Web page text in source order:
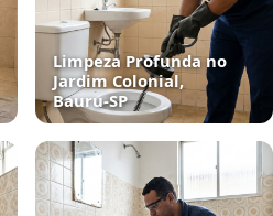
Limpeza Profunda no
Jardim Colonial,
Bauru‑SP